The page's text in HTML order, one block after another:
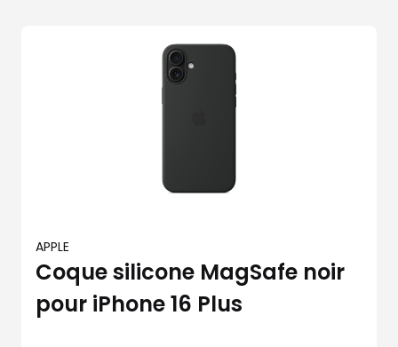
APPLE
Coque silicone MagSafe noir
pour iPhone 16 Plus